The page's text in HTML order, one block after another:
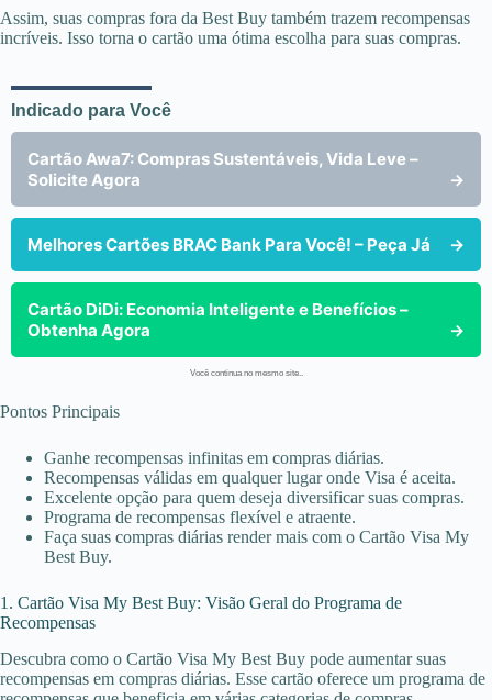
Assim, suas compras fora da Best Buy também trazem recompensas
incríveis. Isso torna o cartão uma ótima escolha para suas compras.
Indicado para Você
Cartão Awa7: Compras Sustentáveis, Vida Leve –
Solicite Agora
→
Melhores Cartões BRAC Bank Para Você! – Peça Já →
Cartão DiDi: Economia Inteligente e Benefícios –
Obtenha Agora
→
Você continua no mesmo site..
Pontos Principais
Ganhe recompensas infinitas em compras diárias.
Recompensas válidas em qualquer lugar onde Visa é aceita.
Excelente opção para quem deseja diversificar suas compras.
Programa de recompensas flexível e atraente.
Faça suas compras diárias render mais com o Cartão Visa My
Best Buy.
1. Cartão Visa My Best Buy: Visão Geral do Programa de
Recompensas
Descubra como o Cartão Visa My Best Buy pode aumentar suas
recompensas em compras diárias. Esse cartão oferece um programa de